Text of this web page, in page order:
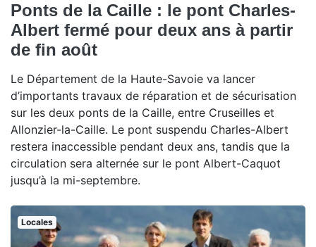
Ponts de la Caille : le pont Charles-
Albert fermé pour deux ans à partir
de fin août
Le Département de la Haute-Savoie va lancer
d’importants travaux de réparation et de sécurisation
sur les deux ponts de la Caille, entre Cruseilles et
Allonzier-la-Caille. Le pont suspendu Charles-Albert
restera inaccessible pendant deux ans, tandis que la
circulation sera alternée sur le pont Albert-Caquot
jusqu’à la mi-septembre.
Locales